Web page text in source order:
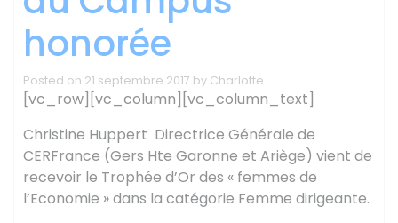
honorée
Posted on 21 septembre 2017 by Charlotte
[vc_row][vc_column][vc_column_text]
Christine Huppert Directrice Générale de
CERFrance (Gers Hte Garonne et Ariège) vient de
recevoir le Trophée d’Or des « femmes de
l’Economie » dans la catégorie Femme dirigeante.